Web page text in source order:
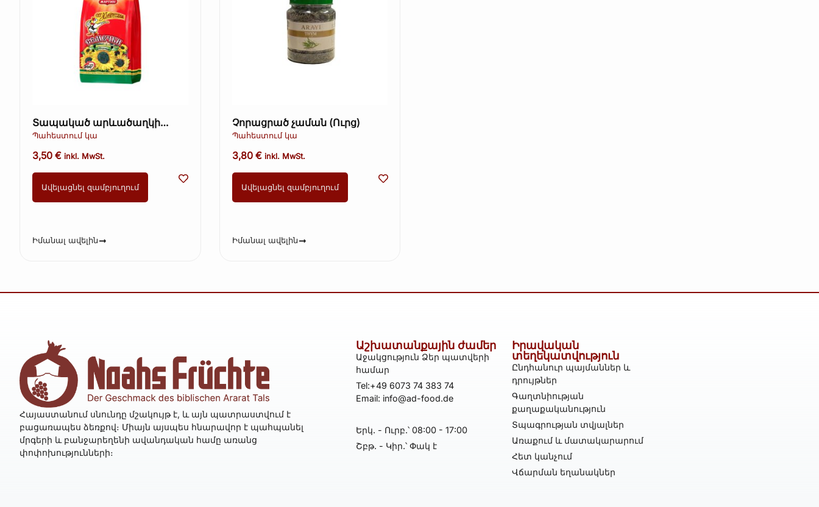
Տապակած արևածաղկի
սերմեր կեղևով – Ot Martina,
Պահեստում կա
3,50 € inkl. MwSt.
Ավելացնել զամբյուղում
Իմանալ ավելին
Չորացրած չաման (Ուրց)
Պահեստում կա
3,80 € inkl. MwSt.
Ավելացնել զամբյուղում
Իմանալ ավելին
Հայաստանում սնունդը մշակույթ է, և այն պատրաստվում է
բացառապես ձեռքով։ Միայն այսպես հնարավոր է պահպանել
մրգերի և բանջարեղենի ավանդական համը առանց
փոփոխությունների։
Աշխատանքային ժամեր
Աջակցություն Ձեր պատվերի
համար
Tel:+49 6073 74 383 74
Email: info@ad-food.de
Երկ․ - Ուրբ․՝ 08:00 - 17:00
Շբթ․ - Կիր․՝ Փակ է
Իրավական
տեղեկատվություն
Ընդհանուր պայմաններ և
դրույթներ
Գաղտնիության
քաղաքականություն
Տպագրության տվյալներ
Առաքում և մատակարարում
Հետ կանչում
Վճարման եղանակներ